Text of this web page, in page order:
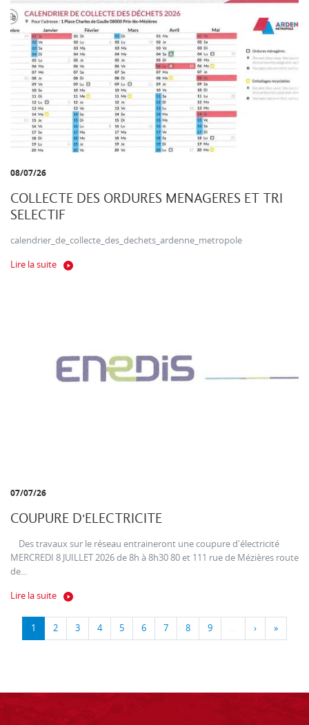
08/07/26
COLLECTE DES ORDURES MENAGERES ET TRI
SELECTIF
calendrier_de_collecte_des_dechets_ardenne_metropole
Lire la suite
07/07/26
COUPURE D'ELECTRICITE
Des travaux sur le réseau entraineront une coupure d'électricité
MERCREDI 8 JUILLET 2026 de 8h à 8h30 80 et 111 rue de Mézières route
de...
Lire la suite
1 2 3 4 5 6 7 8 9 … › »